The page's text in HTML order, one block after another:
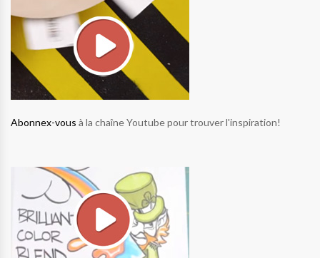
Abonnex-vous à la chaîne Youtube pour trouver l'inspiration!